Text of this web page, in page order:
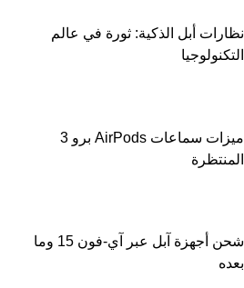
نظارات أبل الذكية: ثورة في عالم
التكنولوجيا
ميزات سماعات AirPods برو 3
المنتظرة
شحن أجهزة آبل عبر آي-فون 15 وما
بعده